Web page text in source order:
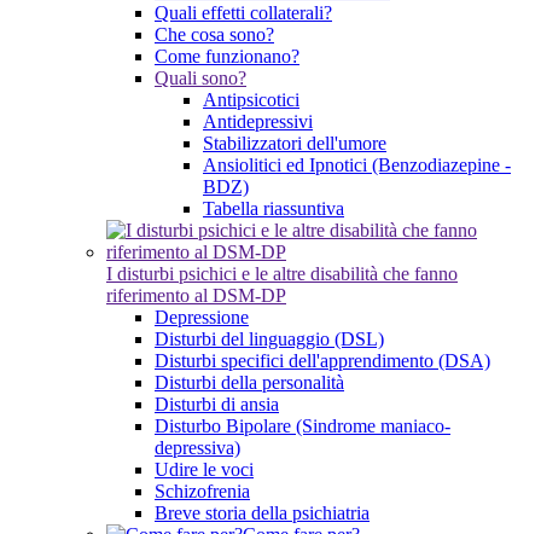
Quali effetti collaterali?
Che cosa sono?
Come funzionano?
Quali sono?
Antipsicotici
Antidepressivi
Stabilizzatori dell'umore
Ansiolitici ed Ipnotici (Benzodiazepine -
BDZ)
Tabella riassuntiva
I disturbi psichici e le altre disabilità che fanno
riferimento al DSM-DP
Depressione
Disturbi del linguaggio (DSL)
Disturbi specifici dell'apprendimento (DSA)
Disturbi della personalità
Disturbi di ansia
Disturbo Bipolare (Sindrome maniaco-
depressiva)
Udire le voci
Schizofrenia
Breve storia della psichiatria